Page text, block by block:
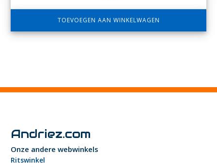
TOEVOEGEN AAN WINKELWAGEN
Andriez.com
Onze andere webwinkels
Ritswinkel